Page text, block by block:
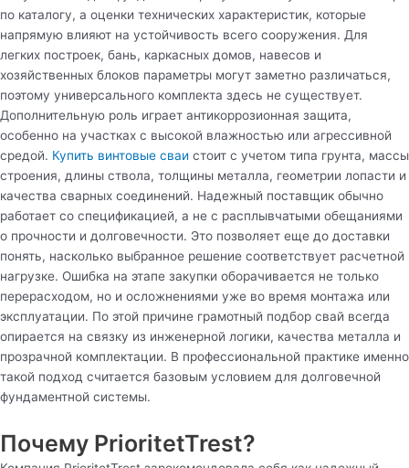
по каталогу, а оценки технических характеристик, которые
напрямую влияют на устойчивость всего сооружения. Для
легких построек, бань, каркасных домов, навесов и
хозяйственных блоков параметры могут заметно различаться,
поэтому универсального комплекта здесь не существует.
Дополнительную роль играет антикоррозионная защита,
особенно на участках с высокой влажностью или агрессивной
средой. Купить винтовые сваи стоит с учетом типа грунта, массы
строения, длины ствола, толщины металла, геометрии лопасти и
качества сварных соединений. Надежный поставщик обычно
работает со спецификацией, а не с расплывчатыми обещаниями
о прочности и долговечности. Это позволяет еще до доставки
понять, насколько выбранное решение соответствует расчетной
нагрузке. Ошибка на этапе закупки оборачивается не только
перерасходом, но и осложнениями уже во время монтажа или
эксплуатации. По этой причине грамотный подбор свай всегда
опирается на связку из инженерной логики, качества металла и
прозрачной комплектации. В профессиональной практике именно
такой подход считается базовым условием для долговечной
фундаментной системы.
Почему PrioritetTrest?